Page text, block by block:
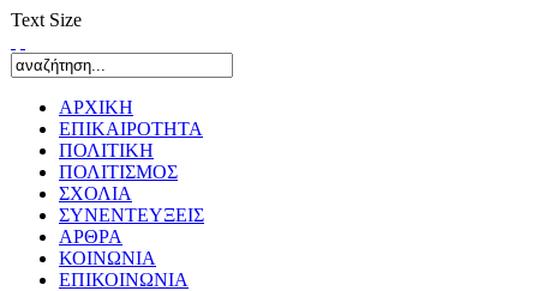
Text Size
ΑΡΧΙΚΗ
ΕΠΙΚΑΙΡΟΤΗΤΑ
ΠΟΛΙΤΙΚΗ
ΠΟΛΙΤΙΣΜΟΣ
ΣΧΟΛΙΑ
ΣΥΝΕΝΤΕΥΞΕΙΣ
ΑΡΘΡΑ
ΚΟΙΝΩΝΙΑ
ΕΠΙΚΟΙΝΩΝΙΑ